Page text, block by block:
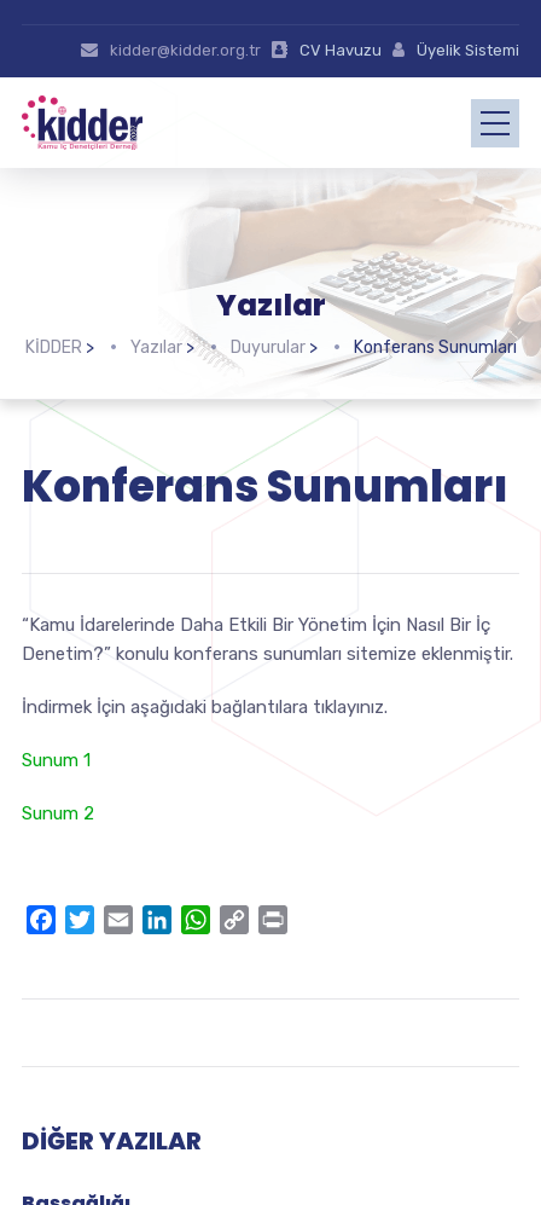
kidder@kidder.org.tr CV Havuzu Üyelik Sistemi
Yazılar
KİDDER > Yazılar> Duyurular> Konferans Sunumları
Konferans Sunumları
“Kamu İdarelerinde Daha Etkili Bir Yönetim İçin Nasıl Bir İç
Denetim?” konulu konferans sunumları sitemize eklenmiştir.
İndirmek İçin aşağıdaki bağlantılara tıklayınız.
Sunum 1
Sunum 2
FacebookTwitter
Email LinkedInWhatsApp
Copy
DIĞER YAZILAR